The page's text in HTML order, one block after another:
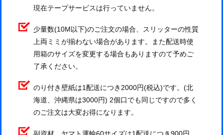
現在テープサービスは行っていません。
少量数(10M以下)のご注文の場合、スリッターの性質
上両ミミが揃わない場合があります。また配送時使
用箱のサイズを変更する場合もありますのて予めご
了承ください。
のり付き壁紙は1配送につき2000円(税込)です。(北
海道、沖縄県は3000円) 2個口でも同じですので多く
のご注文は大変お得になります。